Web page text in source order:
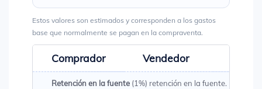
Estos valores son estimados y corresponden a los gastos
base que normalmente se pagan en la compraventa.
Comprador Vendedor
Retención en la fuente (1%) retención en la fuente. Es un